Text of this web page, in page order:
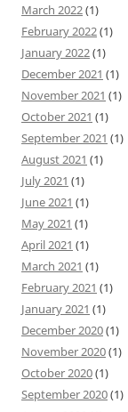
March 2022(1)
February 2022(1)
January 2022(1)
December 2021 (1)
November 2021 (1)
October 2021 (1)
September 2021 (1)
August 2021 (1)
July 2021 (1)
June 2021 (1)
May 2021 (1)
April 2021 (1)
March 2021 (1)
February 2021 (1)
January 2021 (1)
December 2020(1)
November 2020(1)
October 2020(1)
September 2020(1)